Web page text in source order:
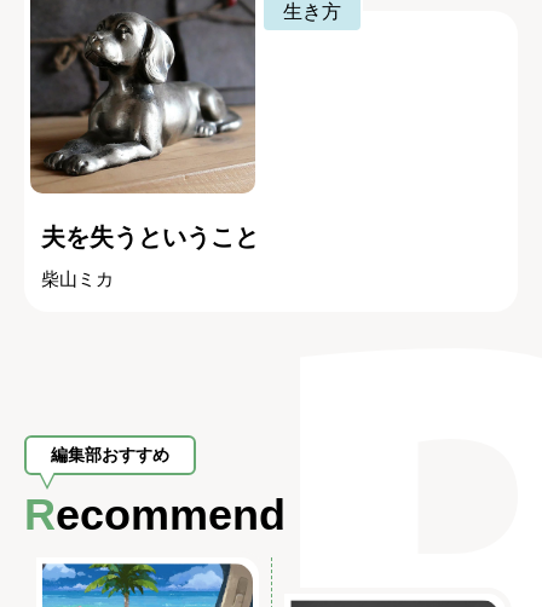
生き方
夫を失うということ
柴山ミカ
編集部おすすめ
Recommend